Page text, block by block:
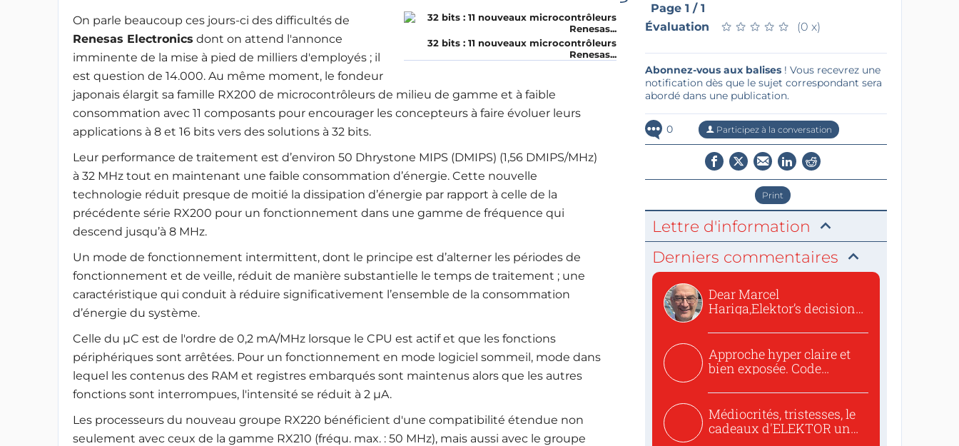
32 bits : 11 nouveaux microcontrôleurs
Renesas...
On parle beaucoup ces jours-ci des difficultés de
Renesas Electronics dont on attend l'annonce
imminente de la mise à pied de milliers d'employés ; il
est question de 14.000. Au même moment, le fondeur
japonais élargit sa famille RX200 de microcontrôleurs de milieu de gamme et à faible
consommation avec 11 composants pour encourager les concepteurs à faire évoluer leurs
applications à 8 et 16 bits vers des solutions à 32 bits.
Leur performance de traitement est d’environ 50 Dhrystone MIPS (DMIPS) (1,56 DMIPS/MHz)
à 32 MHz tout en maintenant une faible consommation d’énergie. Cette nouvelle
technologie réduit presque de moitié la dissipation d’énergie par rapport à celle de la
précédente série RX200 pour un fonctionnement dans une gamme de fréquence qui
descend jusqu’à 8 MHz.
Un mode de fonctionnement intermittent, dont le principe est d’alterner les périodes de
fonctionnement et de veille, réduit de manière substantielle le temps de traitement ; une
caractéristique qui conduit à réduire significativement l’ensemble de la consommation
d’énergie du système.
Celle du µC est de l'ordre de 0,2 mA/MHz lorsque le CPU est actif et que les fonctions
périphériques sont arrêtées. Pour un fonctionnement en mode logiciel sommeil, mode dans
lequel les contenus des RAM et registres embarqués sont maintenus alors que les autres
fonctions sont interrompues, l'intensité se réduit à 2 µA.
Les processeurs du nouveau groupe RX220 bénéficient d'une compatibilité étendue non
seulement avec ceux de la gamme RX210 (fréqu. max. : 50 MHz), mais aussi avec le groupe
Page 1 / 1
Évaluation
★ ★ ★ ★ ★
★ ★ ★ ★ ★ (0 x)
Abonnez-vous aux balises! Vous recevrez une
notification dès que le sujet correspondant sera
abordé dans une publication.
0 Participez à la conversation
Print
Lettre d'information
Derniers commentaires
Dear Marcel
Hariga,Elektor’s decision
Approche hyper claire et
bien exposée. Code
Médiocrités, tristesses, le
cadeaux d'ELEKTOR un